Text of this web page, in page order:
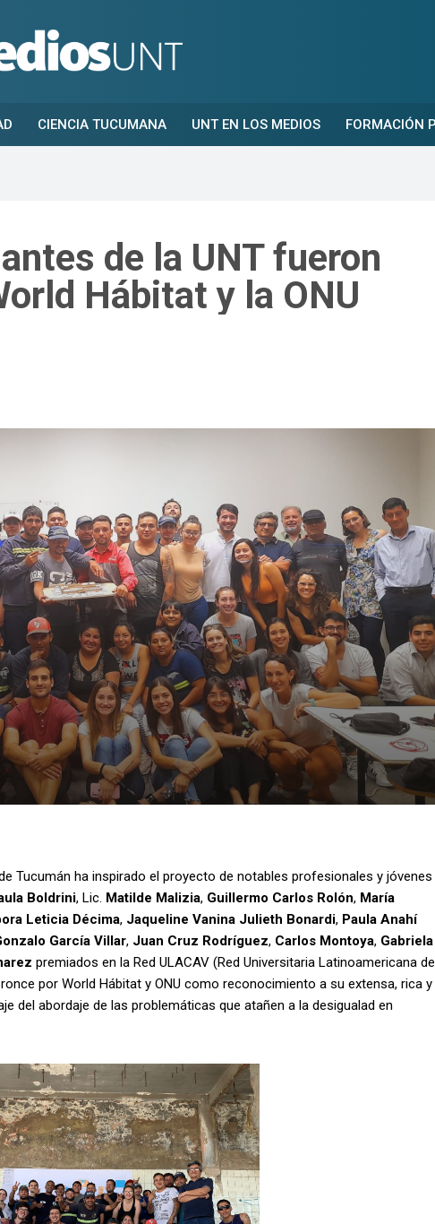
CIENCIA TUCUMANA UNT EN LOS MEDIOS FORMACIÓN
de la UNT fueron
Hábitat y la ONU
Tucumán ha inspirado el proyecto de notables profesionales y jóvenes
Boldrini, Lic. Matilde Malizia, Guillermo Carlos Rolón, María
Leticia Décima, Jaqueline Vanina Julieth Bonardi, Paula Anahí
García Villar, Juan Cruz Rodríguez, Carlos Montoya, Gabriela
premiados en la Red ULACAV (Red Universitaria Latinoamericana de
por World Hábitat y ONU como reconocimiento a su extensa, rica y
del abordaje de las problemáticas que atañen a la desigualad en